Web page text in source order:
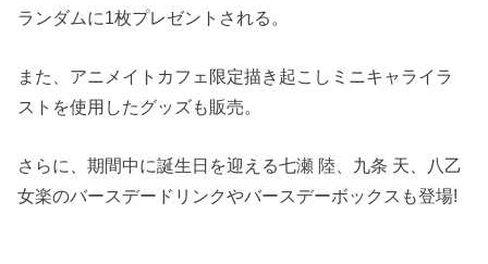
ランダムに1枚プレゼントされる。
また、アニメイトカフェ限定描き起こしミニキャライラ
ストを使用したグッズも販売。
さらに、期間中に誕生日を迎える七瀬 陸、九条 天、八乙
女楽のバースデードリンクやバースデーボックスも登場!